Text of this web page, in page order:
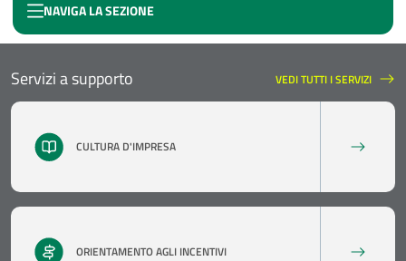
NAVIGA LA SEZIONE
SELFIEMPLOYMENT
Servizi a supporto VEDI TUTTI I SERVIZI
SERVIZI A SUPPORTO
CULTURA D'IMPRESA
ORIENTAMENTO AGLI INCENTIVI